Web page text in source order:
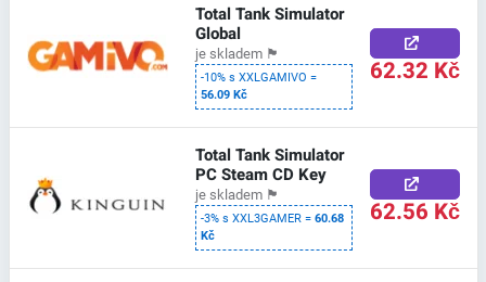
Total Tank Simulator
Global
je skladem 🏴
-10% s XXLGAMIVO =
56.09 Kč
62.32 Kč
Total Tank Simulator
PC Steam CD Key
je skladem 🏴
-3% s XXL3GAMER =60.68
Kč
62.56 Kč